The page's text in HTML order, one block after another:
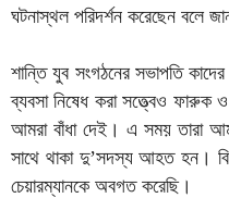
ঘটনাস্থল পরিদর্শন করেছেন বলে
শান্তি যুব সংগঠনের সভাপতি
ব্যবসা নিষেধ করা সত্ত্বেও ফারুক
আমরা বাঁধা দেই। এ সময় তারা
সাথে থাকা দু’সদস্য আহত হন।
চেয়ারম্যানকে অবগত করেছি।